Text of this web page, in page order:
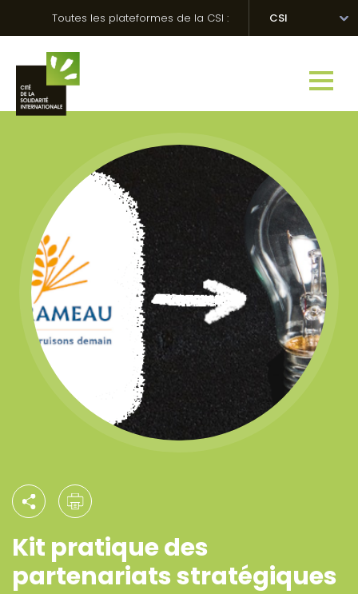
Toutes les plateformes de la CSI : CSI
Kit pratique des
partenariats stratégiques